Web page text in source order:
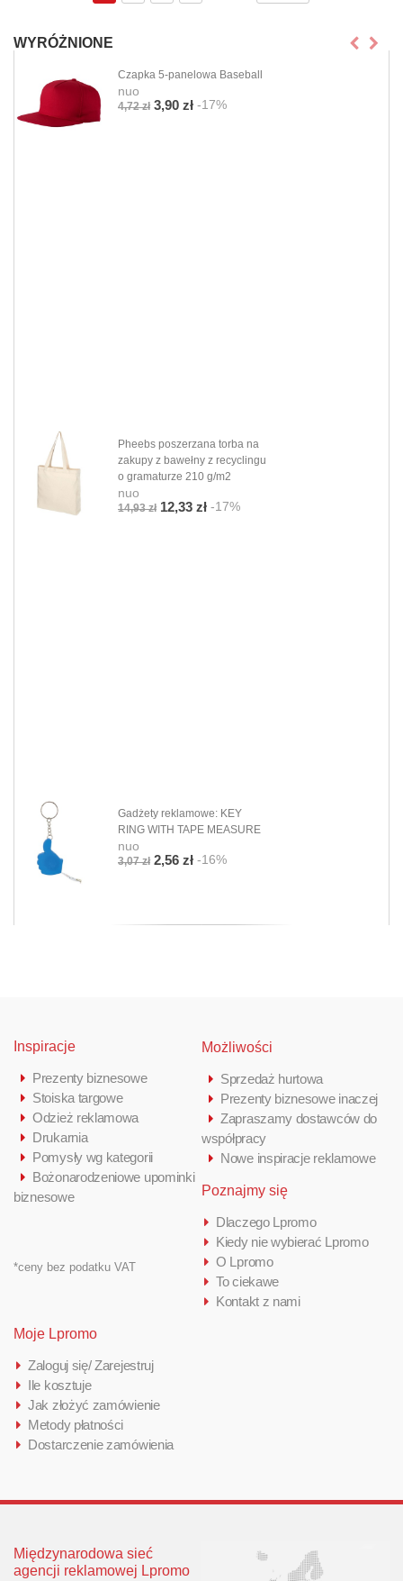
WYRÓŻNIONE
Czapka 5-panelowa Baseball
nuo
4,72 zł 3,90 zł -17%
Pheebs poszerzana torba na
zakupy z bawełny z recyclingu
o gramaturze 210 g/m2
nuo
14,93 zł 12,33 zł -17%
Gadżety reklamowe: KEY
RING WITH TAPE MEASURE
nuo
3,07 zł 2,56 zł -16%
Inspiracje
Prezenty biznesowe
Stoiska targowe
Odzież reklamowa
Drukarnia
Pomysły wg kategorii
Bożonarodzeniowe upominki
biznesowe
*ceny bez podatku VAT
Możliwości
Sprzedaż hurtowa
Prezenty biznesowe inaczej
Zapraszamy dostawców do
współpracy
Nowe inspiracje reklamowe
Poznajmy się
Dlaczego Lpromo
Kiedy nie wybierać Lpromo
O Lpromo
To ciekawe
Kontakt z nami
Moje Lpromo
Zaloguj się/ Zarejestruj
Ile kosztuje
Jak złożyć zamówienie
Metody płatności
Dostarczenie zamówienia
Międzynarodowa sieć
agencji reklamowej Lpromo